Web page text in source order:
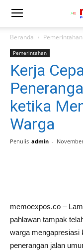
Beranda Pemerintahan
Pemerintahan
Kerja
ketika
Warga
Penulis admin -
memoexpos.co –
pahlawan tampak
warga mengapresiasi
penerangan jalan